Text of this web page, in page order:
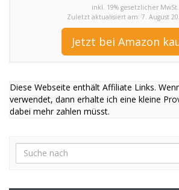
inkl. 19% gesetzlicher MwSt.
Zuletzt aktualisiert am: 7. August
Jetzt bei Amazon
Diese Webseite enthält Affiliate Links.
verwendet, dann erhalte ich eine kleine
dabei mehr zahlen müsst.